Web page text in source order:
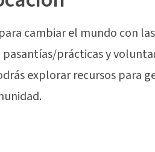
cambiar el mundo con
prácticas y
explorar recursos para